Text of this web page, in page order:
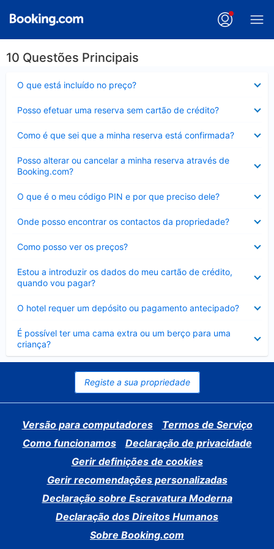
10 Questões Principais
O que está incluído no preço?
fechado
Posso efetuar uma reserva sem cartão de crédito?
fechado
Como é que sei que a minha reserva está confirmada?
fechado
Posso alterar ou cancelar a minha reserva através de
Booking.com?
fechado
O que é o meu código PIN e por que preciso dele?
fechado
Onde posso encontrar os contactos da propriedade?
fechado
Como posso ver os preços?
fechado
Estou a introduzir os dados do meu cartão de crédito,
quando vou pagar?
fechado
O hotel requer um depósito ou pagamento antecipado?
fechado
É possível ter uma cama extra ou um berço para uma
criança?
Elemento
fechado
Registe a sua propriedade
Versão para computadores
Termos de Serviço
Como funcionamos
Declaração de privacidade
Gerir definições de cookies
Gerir recomendações personalizadas
Declaração sobre Escravatura Moderna
Declaração dos Direitos Humanos
Sobre Booking.com